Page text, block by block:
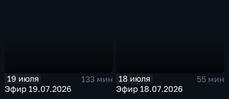
19 июля
133 мин
Эфир 19.07.2026
18 июля
55 мин
Эфир 18.07.2026